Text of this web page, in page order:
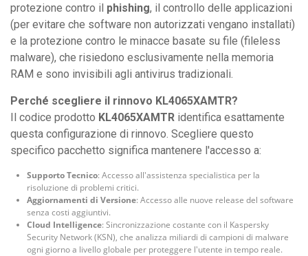
protezione contro il phishing, il controllo delle applicazioni
(per evitare che software non autorizzati vengano installati)
e la protezione contro le minacce basate su file (fileless
malware), che risiedono esclusivamente nella memoria
RAM e sono invisibili agli antivirus tradizionali.
Perché scegliere il rinnovo KL4065XAMTR?
Il codice prodotto KL4065XAMTR identifica esattamente
questa configurazione di rinnovo. Scegliere questo
specifico pacchetto significa mantenere l'accesso a:
Supporto Tecnico: Accesso all'assistenza specialistica per la
risoluzione di problemi critici.
Aggiornamenti di Versione: Accesso alle nuove release del software
senza costi aggiuntivi.
Cloud Intelligence: Sincronizzazione costante con il Kaspersky
Security Network (KSN), che analizza miliardi di campioni di malware
ogni giorno a livello globale per proteggere l'utente in tempo reale.